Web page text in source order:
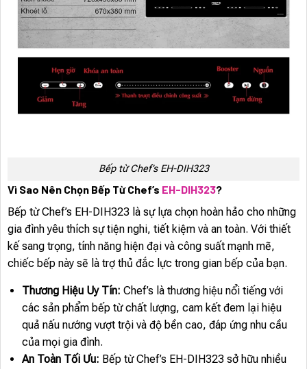
Bếp từ Chef’s EH-DIH323
Vì Sao Nên Chọn Bếp Từ Chef’s EH-DIH323?
Bếp từ Chef’s EH-DIH323 là sự lựa chọn hoàn hảo cho những
gia đình yêu thích sự tiện nghi, tiết kiệm và an toàn. Với thiết
kế sang trọng, tính năng hiện đại và công suất mạnh mẽ,
chiếc bếp này sẽ là trợ thủ đắc lực trong gian bếp của bạn.
Thương Hiệu Uy Tín: Chef’s là thương hiệu nổi tiếng với
các sản phẩm bếp từ chất lượng, cam kết đem lại hiệu
quả nấu nướng vượt trội và độ bền cao, đáp ứng nhu cầu
của mọi gia đình.
An Toàn Tối Ưu: Bếp từ Chef’s EH-DIH323 sở hữu nhiều